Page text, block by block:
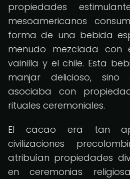
propiedades
mesoamericanos
forma de una bebida
menudo mezclada con
vainilla y el chile. Esta
manjar delicioso,
asociaba con
rituales ceremoniales.
El cacao era tan
civilizaciones
atribuían propiedades
en ceremonias